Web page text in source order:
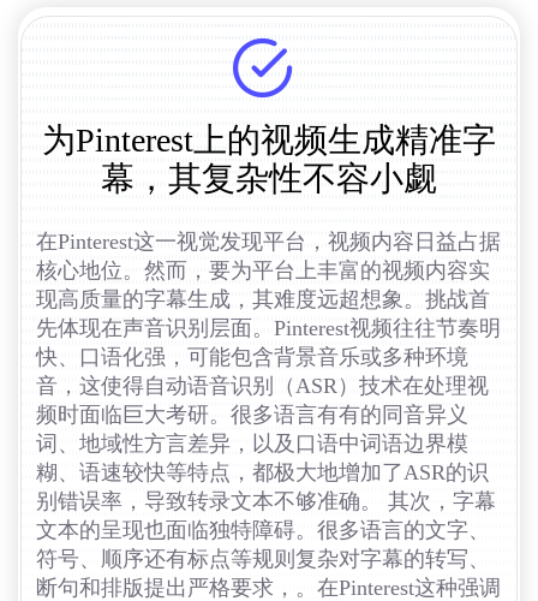
为Pinterest上的视频生成精准字
幕，其复杂性不容小觑
在Pinterest这一视觉发现平台，视频内容日益占据
核心地位。然而，要为平台上丰富的视频内容实
现高质量的字幕生成，其难度远超想象。挑战首
先体现在声音识别层面。Pinterest视频往往节奏明
快、口语化强，可能包含背景音乐或多种环境
音，这使得自动语音识别（ASR）技术在处理视
频时面临巨大考研。很多语言有有的同音异义
词、地域性方言差异，以及口语中词语边界模
糊、语速较快等特点，都极大地增加了ASR的识
别错误率，导致转录文本不够准确。 其次，字幕
文本的呈现也面临独特障碍。很多语言的文字、
符号、顺序还有标点等规则复杂对字幕的转写、
断句和排版提出严格要求，。在Pinterest这种强调